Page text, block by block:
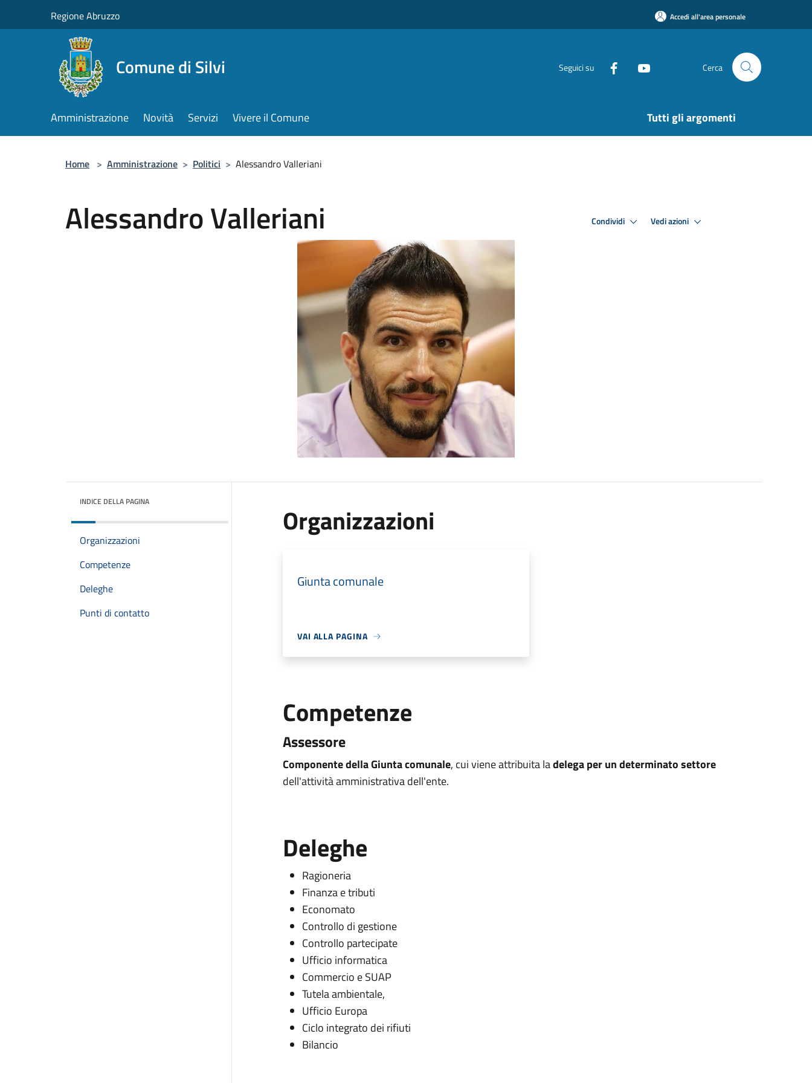
Regione Abruzzo Accedi all'area personale
Comune di Silvi Seguici su Cerca
Amministrazione Novità Servizi Vivere il Comune Tutti gli argomenti
Home > Amministrazione > Politici > Alessandro Valleriani
Alessandro Valleriani Condividi Vedi azioni
INDICE DELLA PAGINA
Organizzazioni
Competenze
Deleghe
Punti di contatto
Organizzazioni
Giunta comunale
VAI ALLA PAGINA
Competenze
Assessore
Componente della Giunta comunale, cui viene attribuita ladelega per un determinato settore
dell'attività amministrativa dell'ente.
Deleghe
Ragioneria
Finanza e tributi
Economato
Controllo di gestione
Controllo partecipate
Ufficio informatica
Commercio e SUAP
Tutela ambientale,
Ufficio Europa
Ciclo integrato dei rifiuti
Bilancio